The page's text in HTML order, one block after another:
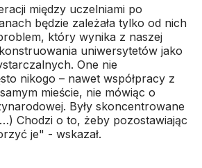
między uczelniami po
będzie zależała tylko od nich
który wynika z naszej
uniwersytetów jako
One nie
nikogo – nawet współpracy z
mieście, nie mówiąc o
Były skoncentrowane
Chodzi o to, żeby pozostawiając
je" - wskazał.